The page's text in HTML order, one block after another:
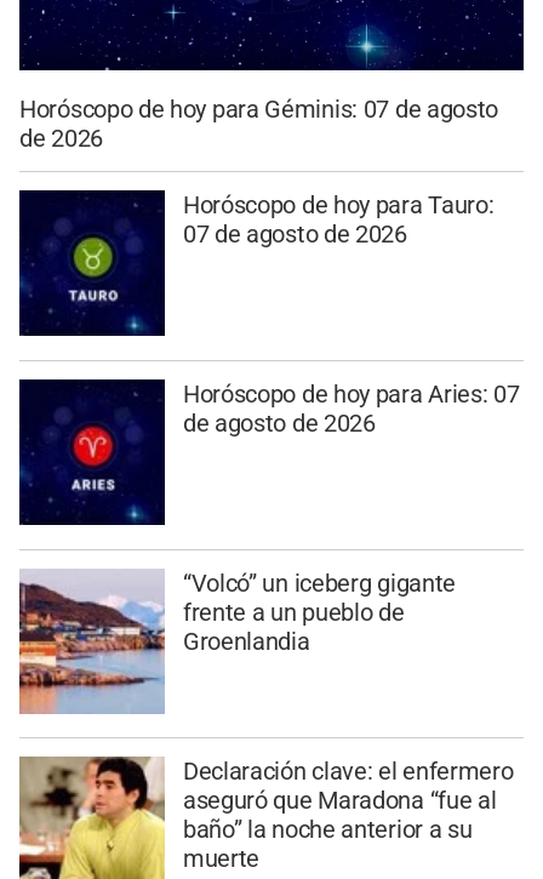
Horóscopo de hoy para Géminis: 07 de agosto
de 2026
Horóscopo de hoy para Tauro:
07 de agosto de 2026
Horóscopo de hoy para Aries: 07
de agosto de 2026
“Volcó” un iceberg gigante
frente a un pueblo de
Groenlandia
Declaración clave: el enfermero
aseguró que Maradona “fue al
baño” la noche anterior a su
muerte